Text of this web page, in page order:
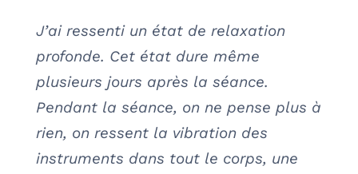
J’ai ressenti un état de relaxation
profonde. Cet état dure même
plusieurs jours après la séance.
Pendant la séance, on ne pense plus à
rien, on ressent la vibration des
instruments dans tout le corps, une